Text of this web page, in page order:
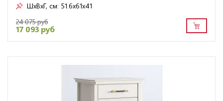
ШxВxГ, см: 51.6x61x41
24 075 руб
17 093 руб